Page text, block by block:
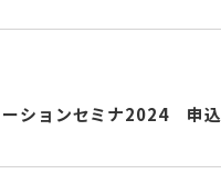
ションセミナ2024 申